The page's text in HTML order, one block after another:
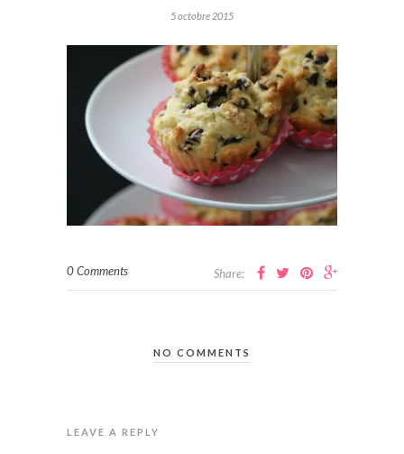
5 octobre 2015
0 Comments Share:
NO COMMENTS
LEAVE A REPLY